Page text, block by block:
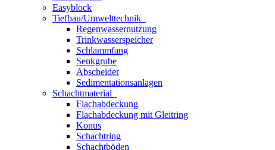
Easyblock
Tiefbau/Umwelttechnik
Regenwassernutzung
Trinkwasserspeicher
Schlammfang
Senkgrube
Abscheider
Sedimentationsanlagen
Schachtmaterial
Flachabdeckung
Flachabdeckung mit Gleitring
Konus
Schachtring
Schachtböden